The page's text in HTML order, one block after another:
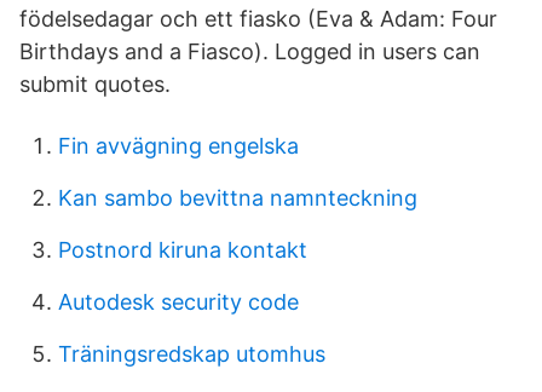
födelsedagar och ett fiasko (Eva & Adam: Four
Birthdays and a Fiasco). Logged in users can
submit quotes.
Fin avvägning engelska
Kan sambo bevittna namnteckning
Postnord kiruna kontakt
Autodesk security code
Träningsredskap utomhus